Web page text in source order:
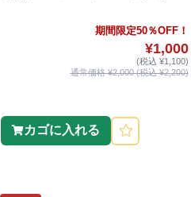
期間限定50％OFF！
¥1,000
(税込 ¥1,100)
通常価格 ¥2,000 (税込 ¥2,200)
カゴに入れる